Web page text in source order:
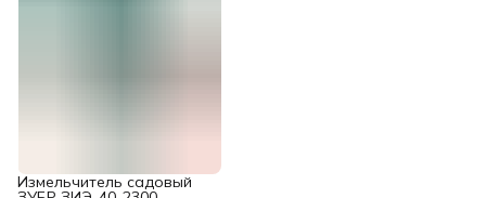
Измельчитель садовый